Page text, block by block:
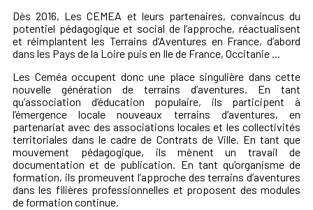
Dès 2016, Les CEMEA et leurs partenaires, convaincus du
potentiel pédagogique et social de l’approche, réactualisent
et réimplantent les Terrains d’Aventures en France, d’abord
dans les Pays de la Loire puis en Ile de France, Occitanie ...
Les Ceméa occupent donc une place singulière dans cette
nouvelle génération de terrains d’aventures. En tant
qu’association d’éducation populaire, ils participent à
l’émergence locale nouveaux terrains d’aventures, en
partenariat avec des associations locales et les collectivités
territoriales dans le cadre de Contrats de Ville. En tant que
mouvement pédagogique, ils mènent un travail de
documentation et de publication. En tant qu’organisme de
formation, ils promeuvent l’approche des terrains d’aventures
dans les filières professionnelles et proposent des modules
de formation continue.